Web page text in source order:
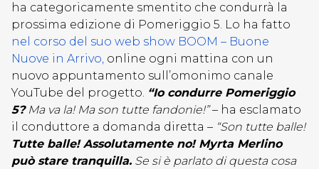
ha categoricamente smentito che condurrà la
prossima edizione di Pomeriggio 5. Lo ha fatto
nel corso del suo web show BOOM – Buone
Nuove in Arrivo, online ogni mattina con un
nuovo appuntamento sull’omonimo canale
YouTube del progetto. “Io condurre Pomeriggio
5?Ma va la! Ma son tutte fandonie!”– ha esclamato
il conduttore a domanda diretta – “Son tutte balle!
Tutte balle! Assolutamente no! Myrta Merlino
può stare tranquilla. Se si è parlato di questa cosa